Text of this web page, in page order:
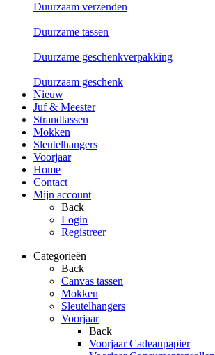
Duurzaam verzenden
Duurzame tassen
Duurzame geschenkverpakking
Duurzaam geschenk
Nieuw
Juf & Meester
Strandtassen
Mokken
Sleutelhangers
Voorjaar
Home
Contact
Mijn account
Back
Login
Registreer
Categorieën
Back
Canvas tassen
Mokken
Sleutelhangers
Voorjaar
Back
Voorjaar Cadeaupapier